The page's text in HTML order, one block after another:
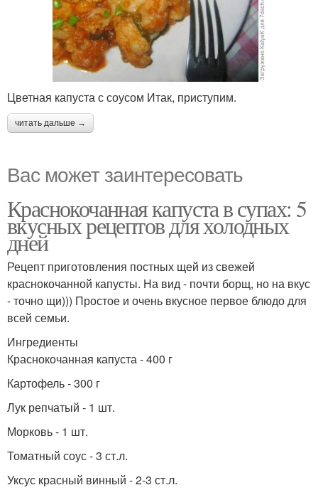
Цветная капуста с соусом Итак, приступим.
читать дальше →
Вас может заинтересовать
Краснокочанная капуста в супах: 5
вкусных рецептов для холодных
дней
Рецепт приготовления постных щей из свежей
краснокочанной капусты. На вид - почти борщ, но на вкус
- точно щи))) Простое и очень вкусное первое блюдо для
всей семьи.
Ингредиенты
Краснокочанная капуста - 400 г
Картофель - 300 г
Лук репчатый - 1 шт.
Морковь - 1 шт.
Томатный соус - 3 ст.л.
Уксус красный винный - 2-3 ст.л.